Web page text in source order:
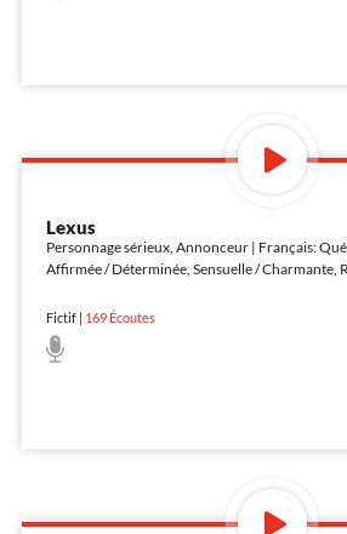
Lexus
Personnage sérieux, Annonceur | Français:
Affirmée / Déterminée, Sensuelle / Charmante,
Fictif| 169Écoutes